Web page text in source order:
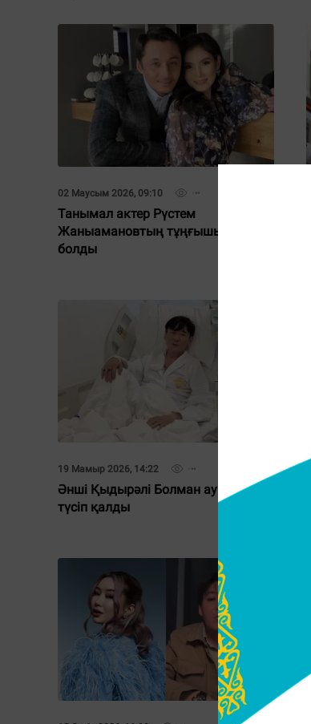
02 Маусым 2026, 09:10
Танымал актер Рүстем
Жаныамановтың тұңғышы қайтыс
болды
19 Мамыр 2026, 14:22
Әнші Қыдырәлі Болман ауруханаға
түсіп қалды